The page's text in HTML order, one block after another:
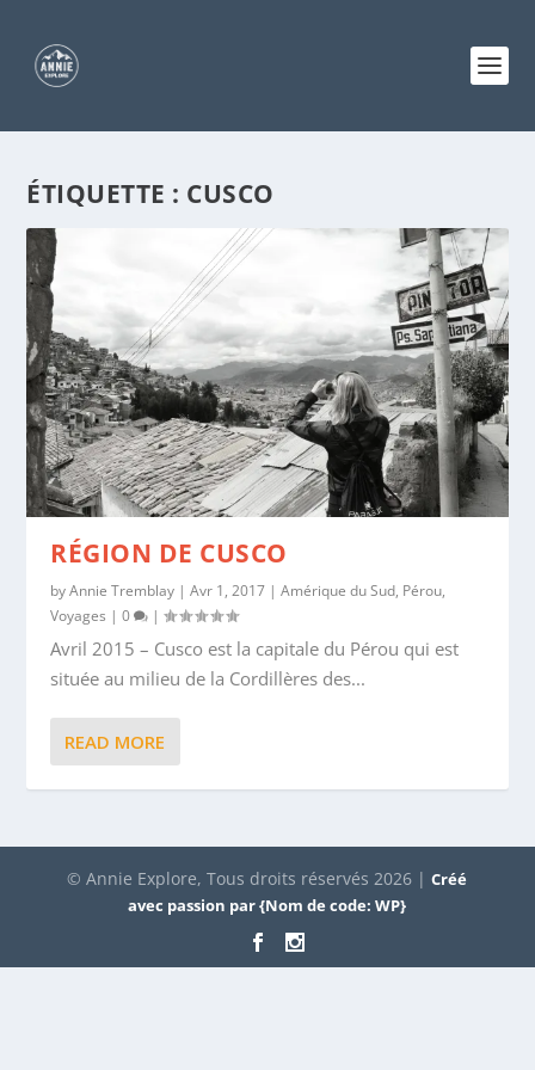
ÉTIQUETTE : CUSCO
RÉGION DE CUSCO
byAnnie Tremblay |Avr 1, 2017 |Amérique du Sud, Pérou,
Voyages |0 |
Avril 2015 – Cusco est la capitale du Pérou qui est
située au milieu de la Cordillères des...
READ MORE
© Annie Explore, Tous droits réservés 2026 |Créé
avec passion par {Nom de code: WP}